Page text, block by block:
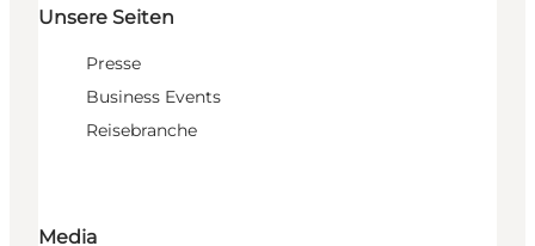
Unsere Seiten
Presse
Business Events
Reisebranche
Media